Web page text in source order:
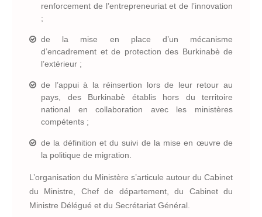
renforcement de l’entrepreneuriat et de l’innovation
;
de la mise en place d’un mécanisme
d’encadrement et de protection des Burkinabè de
l’extérieur ;
de l’appui à la réinsertion lors de leur retour au
pays, des Burkinabè établis hors du territoire
national en collaboration avec les ministères
compétents ;
de la définition et du suivi de la mise en œuvre de
la politique de migration.
L’organisation du Ministère s’articule autour du Cabinet
du Ministre, Chef de département, du Cabinet du
Ministre Délégué et du Secrétariat Général.